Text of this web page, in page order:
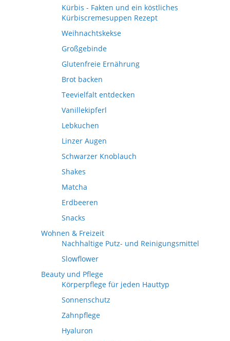
Kürbis - Fakten und ein köstliches
Kürbiscremesuppen Rezept
Weihnachtskekse
Großgebinde
Glutenfreie Ernährung
Brot backen
Teevielfalt entdecken
Vanillekipferl
Lebkuchen
Linzer Augen
Schwarzer Knoblauch
Shakes
Matcha
Erdbeeren
Snacks
Wohnen & Freizeit
Nachhaltige Putz- und Reinigungsmittel
Slowflower
Beauty und Pflege
Körperpflege für jeden Hauttyp
Sonnenschutz
Zahnpflege
Hyaluron